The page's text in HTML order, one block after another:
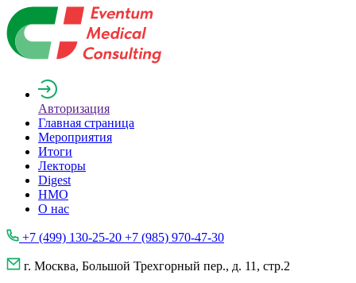
Авторизация
Главная страница
Мероприятия
Итоги
Лекторы
Digest
НМО
О нас
+7 (499) 130-25-20 +7 (985) 970-47-30
г. Москва, Большой Трехгорный пер., д. 11, стр.2